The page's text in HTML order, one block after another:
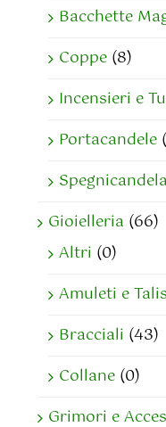
Bacchette
Coppe (8)
Incensieri e
Portacandele
Spegnicandela
Gioielleria (66)
Altri (0)
Amuleti e
Bracciali (43)
Collane (0)
Grimori e